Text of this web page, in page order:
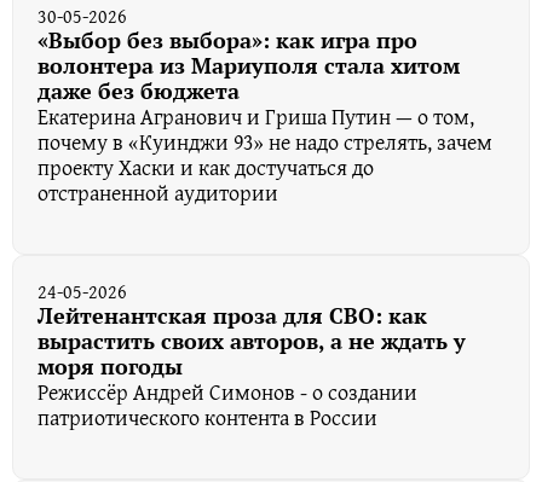
30-05-2026
«Выбор без выбора»: как игра про
волонтера из Мариуполя стала хитом
даже без бюджета
Екатерина Агранович и Гриша Путин — о том,
почему в «Куинджи 93» не надо стрелять, зачем
проекту Хаски и как достучаться до
отстраненной аудитории
24-05-2026
Лейтенантская проза для СВО: как
вырастить своих авторов, а не ждать у
моря погоды
Режиссёр Андрей Симонов - о создании
патриотического контента в России